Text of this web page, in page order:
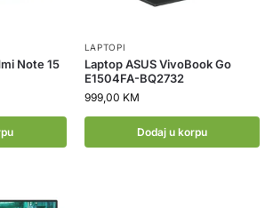
Note 15
LAPTOPI
Laptop ASUS VivoBook Go
E1504FA-BQ2732
999,00 KM
Dodaj u korpu